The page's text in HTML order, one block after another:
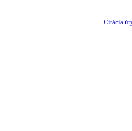
Citácia